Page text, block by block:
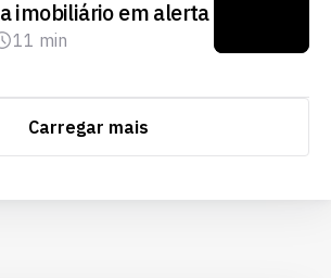
imobiliário em alerta
11 min
Carregar mais